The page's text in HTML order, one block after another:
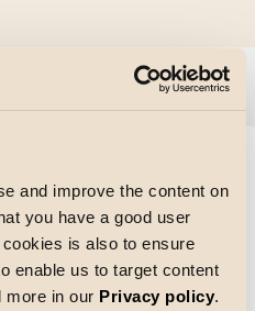
and improve the content on
you have a good user
is also to ensure
enable us to target content
more in our Privacy policy.
Ladataan